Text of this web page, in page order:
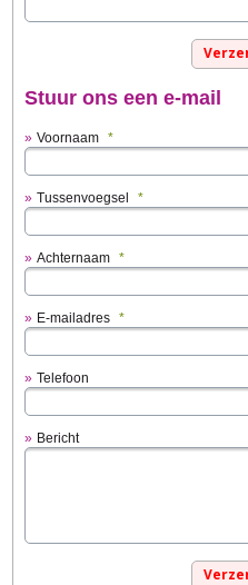
Stuur ons een e-mail
Voornaam *
Tussenvoegsel *
Achternaam *
E-mailadres *
Telefoon
Bericht